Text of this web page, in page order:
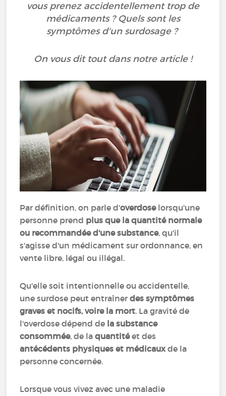
vous prenez accidentellement trop de
médicaments ? Quels sont les
symptômes d'un surdosage ?
On vous dit tout dans notre article !
Par définition, on parle d'overdoselorsqu'une
personne prend plus que la quantité normale
ou recommandée d'une substance, qu'il
s'agisse d'un médicament sur ordonnance, en
vente libre, légal ou illégal.
Qu'elle soit intentionnelle ou accidentelle,
une surdose peut entraînerdes symptômes
graves et nocifs, voire la mort. La gravité de
l'overdose dépend de la substance
consommée, de laquantitéet des
antécédents physiques et médicauxde la
personne concernée.
Lorsque vous vivez avec une maladie